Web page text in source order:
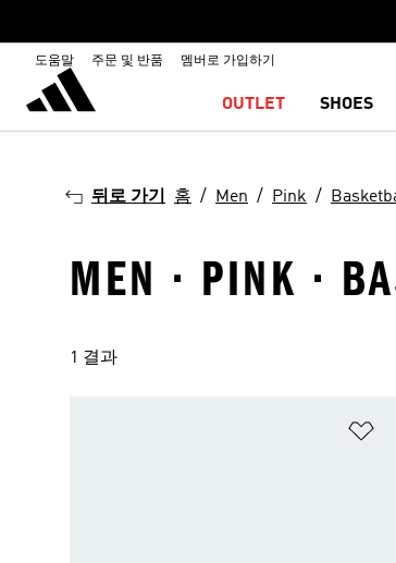
도움말 주문 및 반품 멤버로 가입하기
OUTLET SHOES
뒤로 가기 홈 Men Pink
MEN · PINK ·
1 결과